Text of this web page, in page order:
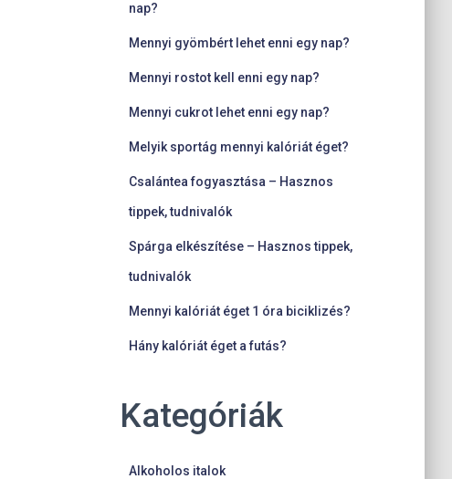
nap?
Mennyi gyömbért lehet enni egy nap?
Mennyi rostot kell enni egy nap?
Mennyi cukrot lehet enni egy nap?
Melyik sportág mennyi kalóriát éget?
Csalántea fogyasztása – Hasznos
tippek, tudnivalók
Spárga elkészítése – Hasznos tippek,
tudnivalók
Mennyi kalóriát éget 1 óra biciklizés?
Hány kalóriát éget a futás?
Kategóriák
Alkoholos italok